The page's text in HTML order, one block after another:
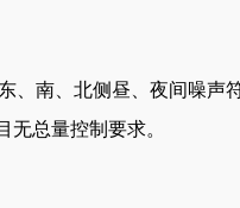
、南、北侧昼、夜间噪声
无总量控制要求。